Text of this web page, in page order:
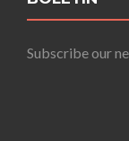
Subscribe our